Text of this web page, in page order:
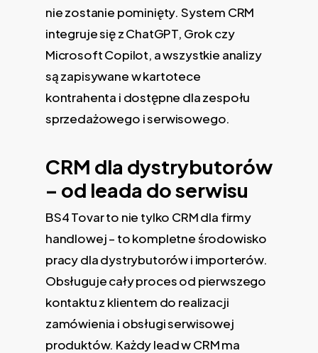
nie zostanie pominięty. System CRM
integruje się z ChatGPT, Grok czy
Microsoft Copilot, a wszystkie analizy
są zapisywane w kartotece
kontrahenta i dostępne dla zespołu
sprzedażowego i serwisowego.
CRM dla dystrybutorów
– od leada do serwisu
BS4 Tovar to nie tylko CRM dla firmy
handlowej – to kompletne środowisko
pracy dla dystrybutorów i importerów.
Obsługuje cały proces od pierwszego
kontaktu z klientem do realizacji
zamówienia i obsługi serwisowej
produktów. Każdy lead w CRM ma